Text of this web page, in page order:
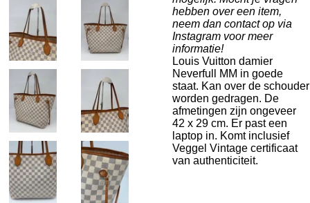
hebben over een item,
neem dan contact op via
Instagram voor meer
informatie!
Louis Vuitton damier
Neverfull MM in goede
staat. Kan over de schouder
worden gedragen. De
afmetingen zijn ongeveer
42 x 29 cm. Er past een
laptop in. Komt inclusief
Veggel Vintage certificaat
van authenticiteit.